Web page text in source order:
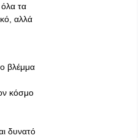
όλα τα
αλλά
βλέμμα
κόσμο
δυνατό